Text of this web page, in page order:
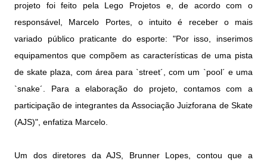
projeto foi feito pela Lego Projetos e, de acordo com o
responsável, Marcelo Portes, o intuito é receber o mais
variado público praticante do esporte: "Por isso, inserimos
equipamentos que compõem as características de uma pista
de skate plaza, com área para `street´, com um `pool´ e uma
`snake´. Para a elaboração do projeto, contamos com a
participação de integrantes da Associação Juizforana de Skate
(AJS)", enfatiza Marcelo.
Um dos diretores da AJS, Brunner Lopes, contou que a